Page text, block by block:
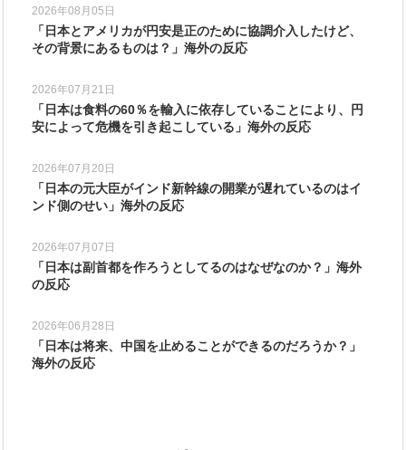
2026年08月05日
「日本とアメリカが円安是正のために協調介入したけど、
その背景にあるものは？」海外の反応
2026年07月21日
「日本は食料の60％を輸入に依存していることにより、円
安によって危機を引き起こしている」海外の反応
2026年07月20日
「日本の元大臣がインド新幹線の開業が遅れているのはイ
ンド側のせい」海外の反応
2026年07月07日
「日本は副首都を作ろうとしてるのはなぜなのか？」海外
の反応
2026年06月28日
「日本は将来、中国を止めることができるのだろうか？」
海外の反応